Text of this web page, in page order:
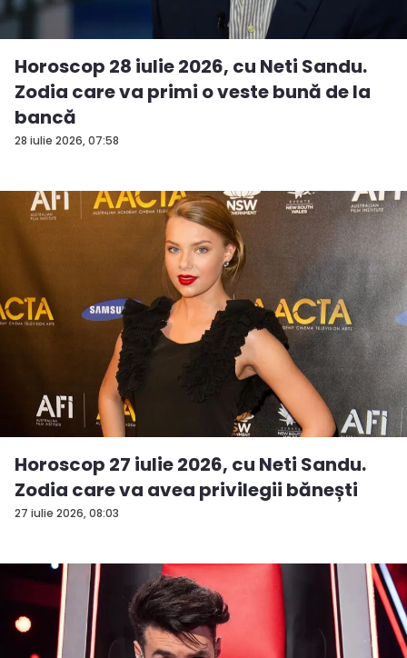
28 iulie 2026, 07:58
Horoscop 28 iulie 2026, cu Neti Sandu.
Zodia care va primi o veste bună de la
bancă
27 iulie 2026, 08:03
Horoscop 27 iulie 2026, cu Neti Sandu.
Zodia care va avea privilegii bănești